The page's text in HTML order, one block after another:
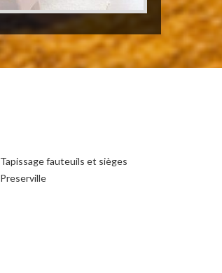
Tapissage fauteuils et sièges
Preserville